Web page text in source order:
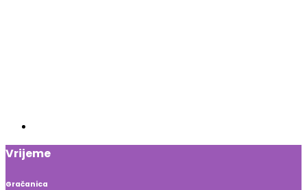
Vrijeme
Gračanica